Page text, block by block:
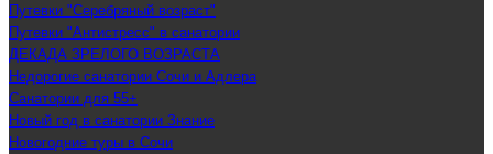
Путевки "Серебряный возраст"
Путевки "Антистресс" в санатории
ДЕКАДА ЗРЕЛОГО ВОЗРАСТА
Недорогие санатории Сочи и Адлера
Санатории для 55+
Новый год в санатории Знание
Новогодние туры в Сочи